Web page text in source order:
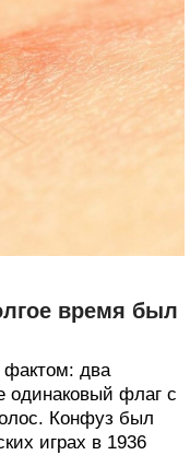
время был
фактом: два
одинаковый флаг с
Конфуз был
играх в 1936